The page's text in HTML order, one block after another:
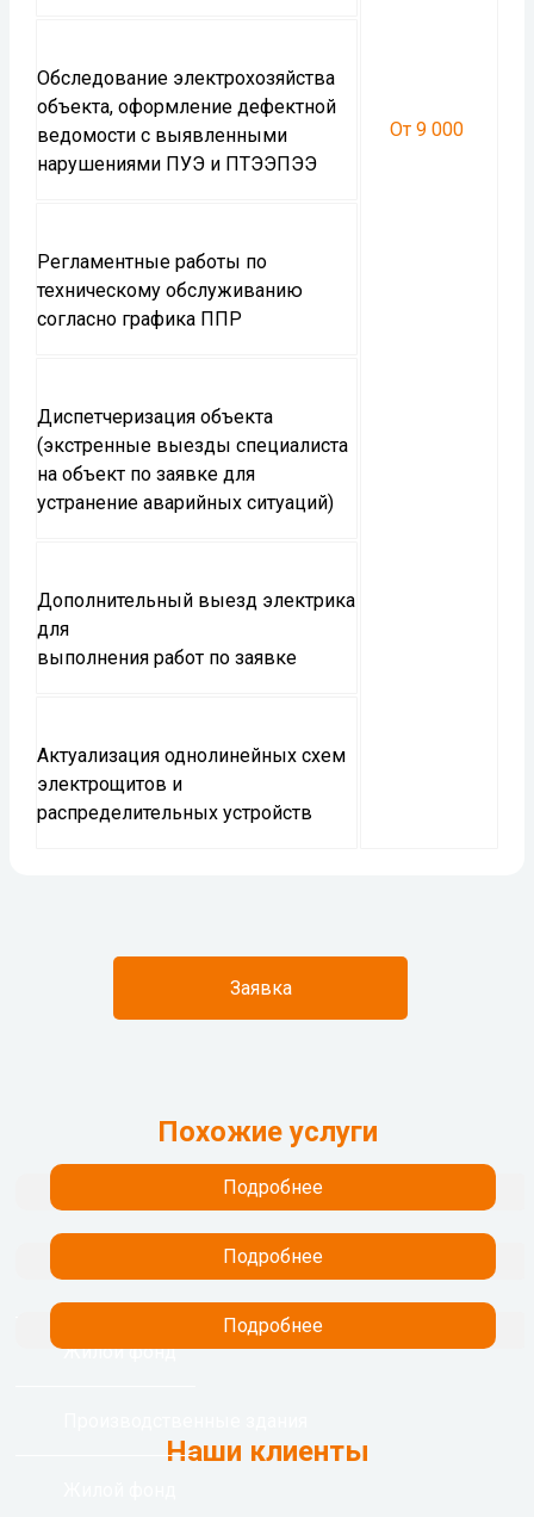
От 9 000
Обследование электрохозяйства
объекта, оформление дефектной
ведомости с выявленными
нарушениями ПУЭ и ПТЭЭПЭЭ
Регламентные работы по
техническому обслуживанию
согласно графика ППР
Диспетчеризация объекта
(экстренные выезды специалиста
на объект по заявке для
устранение аварийных ситуаций)
Дополнительный выезд электрика
для
выполнения работ по заявке
Актуализация однолинейных схем
электрощитов и
распределительных устройств
Заявка
Похожие услуги
Жилой фонд
Подробнее
Подробнее
Подробнее
Наши клиенты